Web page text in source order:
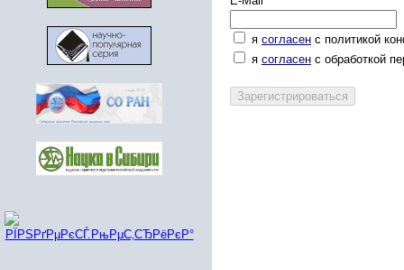
я согласен с политикой
я согласен с обработкой